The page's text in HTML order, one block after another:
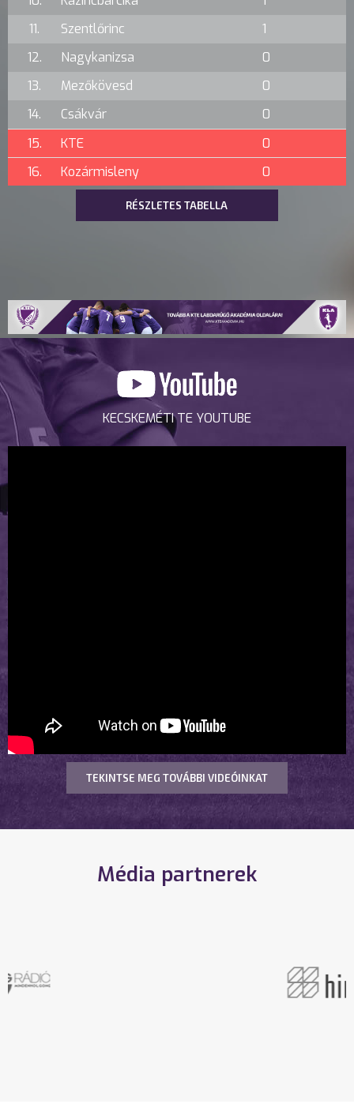
11.
Szentlőrinc
1
12.
Nagykanizsa
0
13.
Mezőkövesd
0
14.
Csákvár
0
15.
KTE
0
16.
Kozármisleny 0
RÉSZLETES TABELLA
KECSKEMÉTI TE YOUTUBE
TEKINTSE MEG TOVÁBBI VIDEÓINKAT
Média partnerek